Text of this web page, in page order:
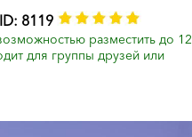
ID: 8119
разместить до 12
для группы друзей или